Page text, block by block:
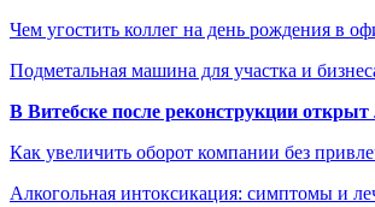
Чем угостить коллег на день рождения в
Подметальная машина для участка и
В Витебске после реконструкции
Как увеличить оборот компании без
Алкогольная интоксикация: симптомы и